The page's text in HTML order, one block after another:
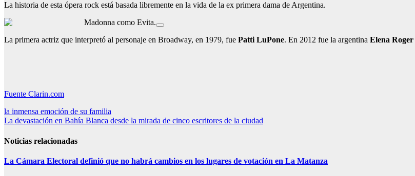
La historia de esta ópera rock está basada libremente en la vida de la ex primera dama de Argentina.
Madonna como Evita.
La primera actriz que interpretó al personaje en Broadway, en 1979, fue Patti LuPone. En 2012 fue la argentina Elena Roger
Fuente Clarin.com
Navegación
de
entradas
la inmensa emoción de su familia
La devastación en Bahía Blanca desde la mirada de cinco escritores de la ciudad
Noticias relacionadas
La Cámara Electoral definió que no habrá cambios en los lugares de votación en La Matanza